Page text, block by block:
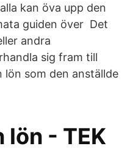
kan öva upp den
guiden över Det
andra
sig fram till
lön som den anställde
lön - TEK